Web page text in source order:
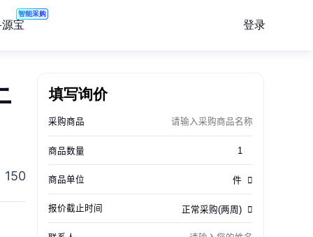
宝
智能采购
登录
150
填写询价